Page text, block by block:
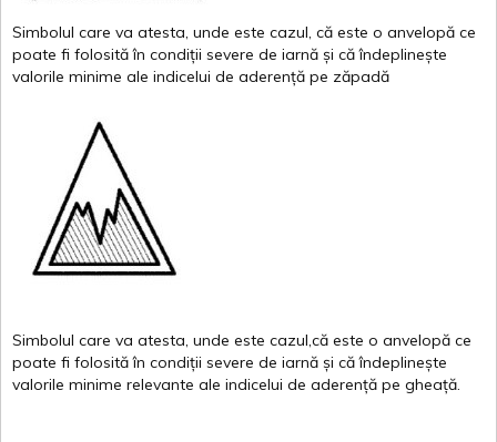
Simbolul care va atesta, unde este cazul, că este o anvelopă ce
poate fi folosită în condiții severe de iarnă și că îndeplinește
valorile minime ale indicelui de aderență pe zăpadă
Simbolul care va atesta, unde este cazul,că este o anvelopă ce
poate fi folosită în condiții severe de iarnă și că îndeplinește
valorile minime relevante ale indicelui de aderență pe gheață.